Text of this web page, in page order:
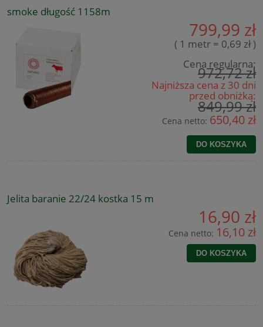
smoke długość 1158m
799,99 zł
( 1 metr = 0,69 zł )
Cena regularna:
972,72 zł
Najniższa cena z 30 dni
przed obniżką:
849,99 zł
Cena netto: 650,40 zł
DO KOSZYKA
Jelita baranie 22/24 kostka 15 m
16,90 zł
Cena netto: 16,10 zł
DO KOSZYKA